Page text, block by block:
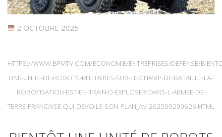
2 OCTOBRE 2025
HTTPS://WWW.BFMTV.COM/ECONOMIE/ENTREPRISES/DEFENSE/
UNE-UNITE-DE-ROBOTS-MILITAIRES-SUR-LE-CHAMP-DE-BATAILLE-LA-
ROBOTISATION-EST-EN-TRAIN-D-EXPLOSER-DANS-L-ARMEE-DE-
TERRE-FRANCAISE-QUI-DEVOILE-SON-PLAN_AV-202509290626.HTML